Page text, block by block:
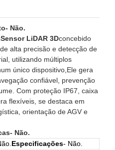
- Não.
Sensor LiDAR 3Dconcebido
alta precisão e detecção de
utilizando múltiplos
único dispositivo,Ele gera
confiável, prevenção
Com proteção IP67, caixa
flexíveis, se destaca em
orientação de AGV e
- Não.
Especificações- Não.